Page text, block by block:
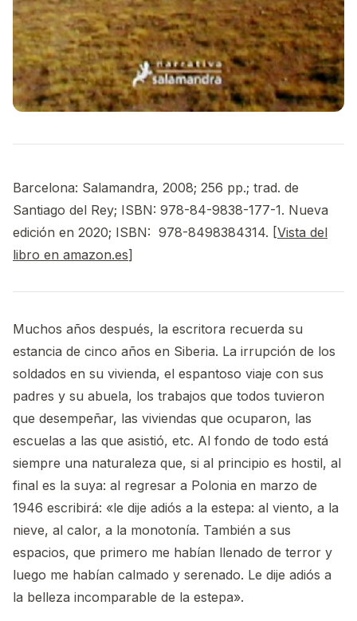
Barcelona: Salamandra, 2008; 256 pp.; trad. de
Santiago del Rey; ISBN: 978-84-9838-177-1. Nueva
edición en 2020; ISBN: ‎ 978-8498384314. [Vista del
libro en amazon.es]
Muchos años después, la escritora recuerda su
estancia de cinco años en Siberia. La irrupción de los
soldados en su vivienda, el espantoso viaje con sus
padres y su abuela, los trabajos que todos tuvieron
que desempeñar, las viviendas que ocuparon, las
escuelas a las que asistió, etc. Al fondo de todo está
siempre una naturaleza que, si al principio es hostil, al
final es la suya: al regresar a Polonia en marzo de
1946 escribirá: «le dije adiós a la estepa: al viento, a la
nieve, al calor, a la monotonía. También a sus
espacios, que primero me habían llenado de terror y
luego me habían calmado y serenado. Le dije adiós a
la belleza incomparable de la estepa».